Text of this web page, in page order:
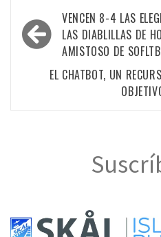
Navegación
de
entradas
VENCEN 8-4 LAS
LAS DIABLILLAS DE
AMISTOSO DE
EL CHATBOT, UN